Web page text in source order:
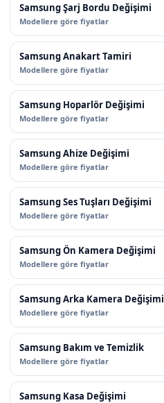
Samsung Şarj Bordu Değişimi
Modellere göre fiyatlar
Samsung Anakart Tamiri
Modellere göre fiyatlar
Samsung Hoparlör Değişimi
Modellere göre fiyatlar
Samsung Ahize Değişimi
Modellere göre fiyatlar
Samsung Ses Tuşları Değişimi
Modellere göre fiyatlar
Samsung Ön Kamera Değişimi
Modellere göre fiyatlar
Samsung Arka Kamera Değişimi
Modellere göre fiyatlar
Samsung Bakım ve Temizlik
Modellere göre fiyatlar
Samsung Kasa Değişimi